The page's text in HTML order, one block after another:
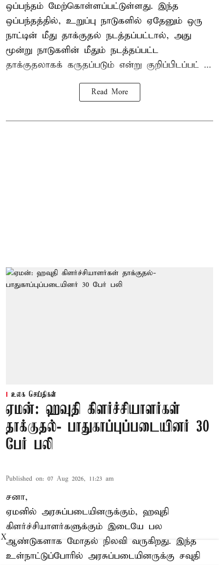
ஒப்பந்தம் மேற்கொள்ளப்பட்டுள்ளது. இந்த
ஒப்பந்தத்தில், உறுப்பு நாடுகளில் ஏதேனும் ஒரு
நாட்டின் மீது தாக்குதல் நடத்தப்பட்டால், அது
மூன்று நாடுகளின் மீதும் நடத்தப்பட்ட
தாக்குதலாகக் கருதப்படும் என்று குறிப்பிடப்பட் ...
Read More
உலக செய்திகள்
ஏமன்: ஹவுதி கிளர்ச்சியாளர்கள்
தாக்குதல்- பாதுகாப்புப்படையினர் 30
பேர் பலி
Published on: 07 Aug 2026, 11:23 am
சனா,
ஏமனில் அரசுப்படையினருக்கும், ஹவுதி
கிளர்ச்சியாளர்களுக்கும் இடையே பல
ஆண்டுகளாக மோதல் நிலவி வருகிறது. இந்த
உள்நாட்டுப்போரில் அரசுப்படையினருக்கு சவுதி
X